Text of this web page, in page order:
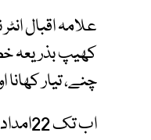
کھیپ بذریعہ
چنے، تیار
اب تک 22امدادی کھیپوں کے ذریعے بھیجی گئی امداد کا مجموعی وزن2127 ٹن ہے۔